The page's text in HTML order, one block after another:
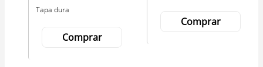
Tapa dura
Comprar
Comprar